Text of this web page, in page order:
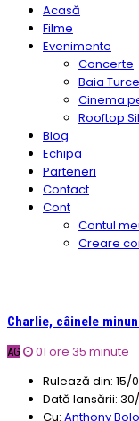
Acasă
Filme
Evenimente
Concerte
Baia
Cinema
Rooftop
Blog
Echipa
Parteneri
Contact
Cont
Contul
Creare
Charlie, câinele
AG
01 ore 35 minute
Rulează din: 15/
Dată lansării:
Cu: Anthony